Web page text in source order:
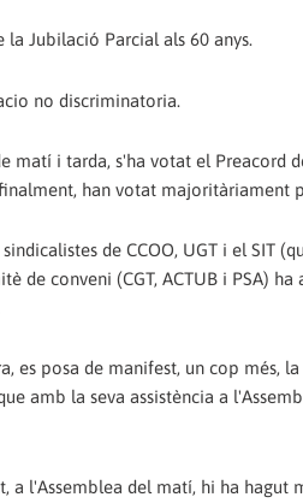
la Jubilació Parcial als 60 anys.
no discriminatoria.
matí i tarda, s'ha votat el Preacord
han votat majoritàriament
de CCOO, UGT i el SIT
de conveni (CGT, ACTUB i PSA)
es posa de manifest, un cop més,
amb la seva assistència a
a l'Assemblea del matí, hi ha hagut